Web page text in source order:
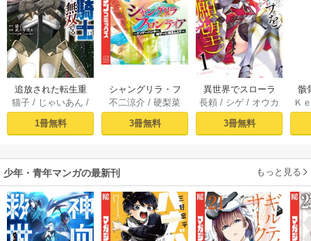
追放された転生重
騎士はゲーム知識
で無双する（１）
猫子 / じゃいあん /
武六甲理衣
1冊無料
シャングリラ・フ
ロンティア（１）
～クソゲーハン
ター、神ゲーに挑
不二涼介 /硬梨菜
3冊無料
異世界でスローラ
イフを（願望） 1
長頼 / シゲ / オウカ
3冊無料
骸
異
Ｋ
少年・青年マンガの最新刊 もっと見る